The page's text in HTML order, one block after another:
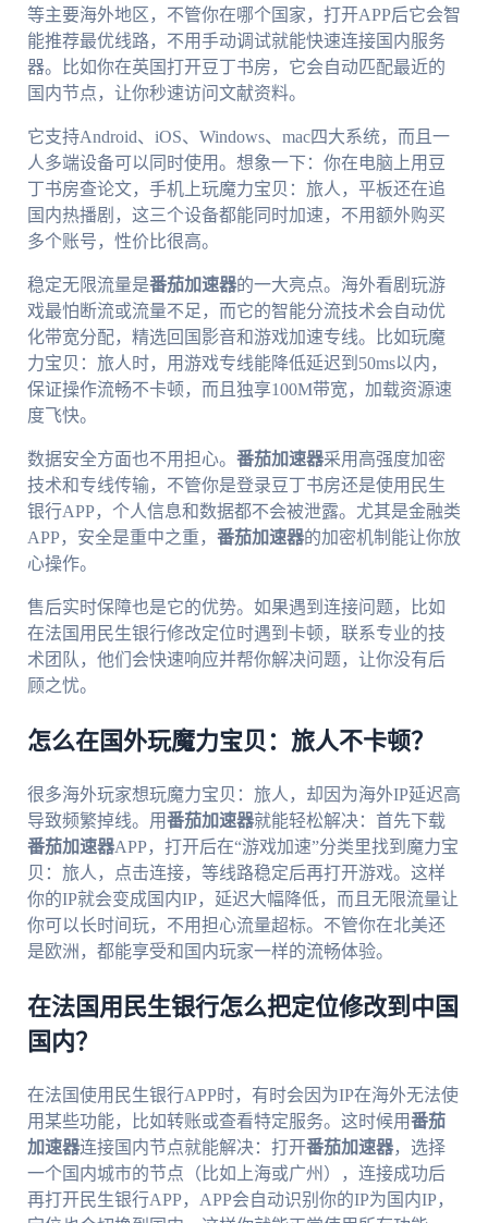
等主要海外地区，不管你在哪个国家，打开APP后它会智
能推荐最优线路，不用手动调试就能快速连接国内服务
器。比如你在英国打开豆丁书房，它会自动匹配最近的
国内节点，让你秒速访问文献资料。
它支持Android、iOS、Windows、mac四大系统，而且一
人多端设备可以同时使用。想象一下：你在电脑上用豆
丁书房查论文，手机上玩魔力宝贝：旅人，平板还在追
国内热播剧，这三个设备都能同时加速，不用额外购买
多个账号，性价比很高。
稳定无限流量是番茄加速器的一大亮点。海外看剧玩游
戏最怕断流或流量不足，而它的智能分流技术会自动优
化带宽分配，精选回国影音和游戏加速专线。比如玩魔
力宝贝：旅人时，用游戏专线能降低延迟到50ms以内，
保证操作流畅不卡顿，而且独享100M带宽，加载资源速
度飞快。
数据安全方面也不用担心。 番茄加速器采用高强度加密
技术和专线传输，不管你是登录豆丁书房还是使用民生
银行APP，个人信息和数据都不会被泄露。尤其是金融类
APP，安全是重中之重， 番茄加速器的加密机制能让你放
心操作。
售后实时保障也是它的优势。如果遇到连接问题，比如
在法国用民生银行修改定位时遇到卡顿，联系专业的技
术团队，他们会快速响应并帮你解决问题，让你没有后
顾之忧。
怎么在国外玩魔力宝贝：旅人不卡顿？
很多海外玩家想玩魔力宝贝：旅人，却因为海外IP延迟高
导致频繁掉线。用番茄加速器就能轻松解决：首先下载
番茄加速器APP，打开后在“游戏加速”分类里找到魔力宝
贝：旅人，点击连接，等线路稳定后再打开游戏。这样
你的IP就会变成国内IP，延迟大幅降低，而且无限流量让
你可以长时间玩，不用担心流量超标。不管你在北美还
是欧洲，都能享受和国内玩家一样的流畅体验。
在法国用民生银行怎么把定位修改到中国
国内？
在法国使用民生银行APP时，有时会因为IP在海外无法使
用某些功能，比如转账或查看特定服务。这时候用番茄
加速器连接国内节点就能解决：打开番茄加速器，选择
一个国内城市的节点（比如上海或广州），连接成功后
再打开民生银行APP，APP会自动识别你的IP为国内IP，